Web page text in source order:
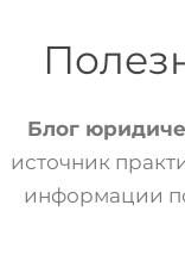
Блог
источник
информации